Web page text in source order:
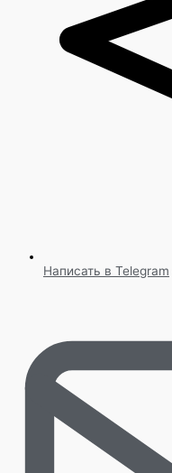
Написать в Telegram